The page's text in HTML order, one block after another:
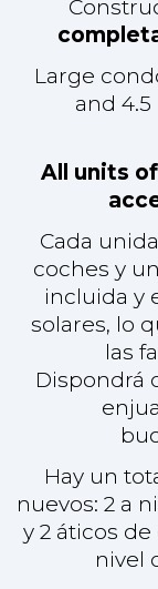
solares, lo
las
Dispondrá
Hay un
nuevos: 2 a
nivel
Para
Para